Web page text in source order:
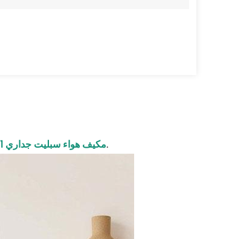
مكيف هواء سبليت جداري 1 حصان - 3 حصان:سيتم إعادة تشغيل العملية عند عودة الكهرباء بعد انقطاع التيار الكهربائي.